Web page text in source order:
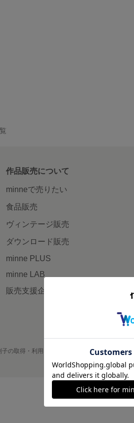
作品販売について
minneで売りたい
食品販売
ヴィンテージ販売
ダウンロード販売
minne PLUS
minne LAB
販売支援企画・イベント
子の取得・利用 プライバシーポリシー 会社概
©GMO